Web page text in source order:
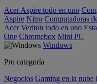
Acer Aspire todo en uno
Aspire Nitro Computadoras
Acer Veriton todo en uno
One Chromebox Mini PC
Windows
Pro categoría
Negocios Gaming en la nube